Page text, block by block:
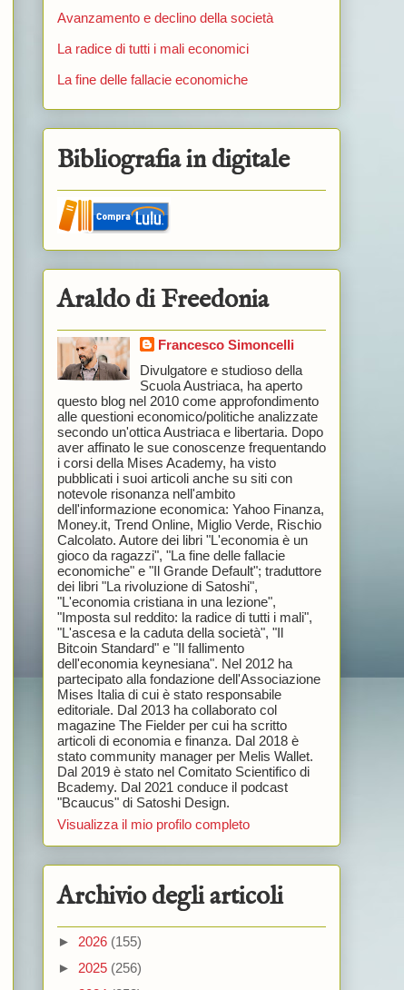
Avanzamento e declino della società
La radice di tutti i mali economici
La fine delle fallacie economiche
Bibliografia in digitale
Araldo di Freedonia
Francesco Simoncelli
Divulgatore e studioso della
Scuola Austriaca, ha aperto
questo blog nel 2010 come approfondimento
alle questioni economico/politiche analizzate
secondo un'ottica Austriaca e libertaria. Dopo
aver affinato le sue conoscenze frequentando
i corsi della Mises Academy, ha visto
pubblicati i suoi articoli anche su siti con
notevole risonanza nell'ambito
dell'informazione economica: Yahoo Finanza,
Money.it, Trend Online, Miglio Verde, Rischio
Calcolato. Autore dei libri "L'economia è un
gioco da ragazzi", "La fine delle fallacie
economiche" e "Il Grande Default"; traduttore
dei libri "La rivoluzione di Satoshi",
"L'economia cristiana in una lezione",
"Imposta sul reddito: la radice di tutti i mali",
"L'ascesa e la caduta della società", "Il
Bitcoin Standard" e "Il fallimento
dell'economia keynesiana". Nel 2012 ha
partecipato alla fondazione dell'Associazione
Mises Italia di cui è stato responsabile
editoriale. Dal 2013 ha collaborato col
magazine The Fielder per cui ha scritto
articoli di economia e finanza. Dal 2018 è
stato community manager per Melis Wallet.
Dal 2019 è stato nel Comitato Scientifico di
Bcademy. Dal 2021 conduce il podcast
"Bcaucus" di Satoshi Design.
Visualizza il mio profilo completo
Archivio degli articoli
► 2026 (155)
► 2025 (256)